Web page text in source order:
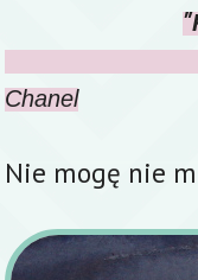
"
Chanel
Nie mogę nie